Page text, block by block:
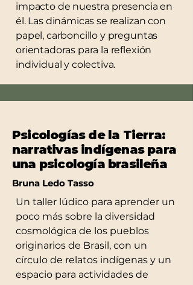
impacto de nuestra presencia en
él. Las dinámicas se realizan con
papel, carboncillo y preguntas
orientadoras para la reflexión
individual y colectiva.
Psicologías de la Tierra:
narrativas indígenas para
una psicología brasileña
Bruna Ledo Tasso
Un taller lúdico para aprender un
poco más sobre la diversidad
cosmológica de los pueblos
originarios de Brasil, con un
círculo de relatos indígenas y un
espacio para actividades de